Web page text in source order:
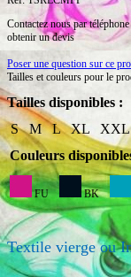
Contactez nous par
obtenir un devis
Poser une question sur ce
Tailles et couleurs pour le
Tailles disponibles :
S M L XL XXL
Couleurs
FU BK
Textile vierge ou